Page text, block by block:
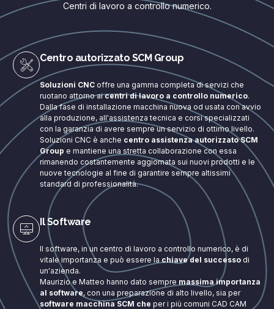
Centri di lavoro a controllo numerico.
Centro autorizzato SCM Group
Soluzioni CNC offre una gamma completa di servizi che
ruotano attorno aicentri di lavoro a controllo numerico.
Dalla fase di installazione macchina nuova od usata con avvio
alla produzione, all'assistenza tecnica e corsi specializzati
con la garanzia di avere sempre un servizio di ottimo livello.
Soluzioni CNC è anche centro assistenza autorizzato SCM
Group e mantiene una stretta collaborazione con essa
rimanendo costantemente aggiornata sui nuovi prodotti e le
nuove tecnologie al fine di garantire sempre altissimi
standard di professionalità.
Il Software
Il software, in un centro di lavoro a controllo numerico, è di
vitale importanza e può essere la chiave del successo di
un'azienda.
Maurizio e Matteo hanno dato sempre massima importanza
al software, con una preparazione di alto livello, sia per
software macchina SCM che per i più comuni CAD CAM